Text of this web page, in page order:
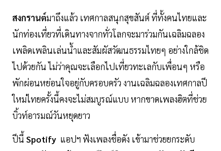
สงกรานต์มาถึงแล้ว เทศกาลสนุกสุขสันต์ ที่ทั้งคนไทยและ
นักท่องเที่ยวที่เดินทางจากทั่วโลกจะมาร่วมกันเฉลิมฉลอง
เพลิดเพลินเล่นน้ำและสัมผัสวัฒนธรรมไทยๆ อย่างใกล้ชิด
ไปด้วยกัน ไม่ว่าคุณจะเลือกไปเที่ยวทะเลกับเพื่อนๆ หรือ
พักผ่อนหย่อนใจอยู่กับครอบครัว งานเฉลิมฉลองเทศกาลปี
ใหม่ไทยครั้งนี้คงจะไม่สมบูรณ์แบบ หากขาดเพลงฮิตที่ช่วย
บิ้วท์อารมณ์วันหยุดยาว
ปีนี้ Spotify แอปฯ ฟังเพลงชื่อดัง เข้ามาช่วยยกระดับ